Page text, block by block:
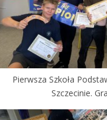
Pierwsza Szkoła
Szczecinie.